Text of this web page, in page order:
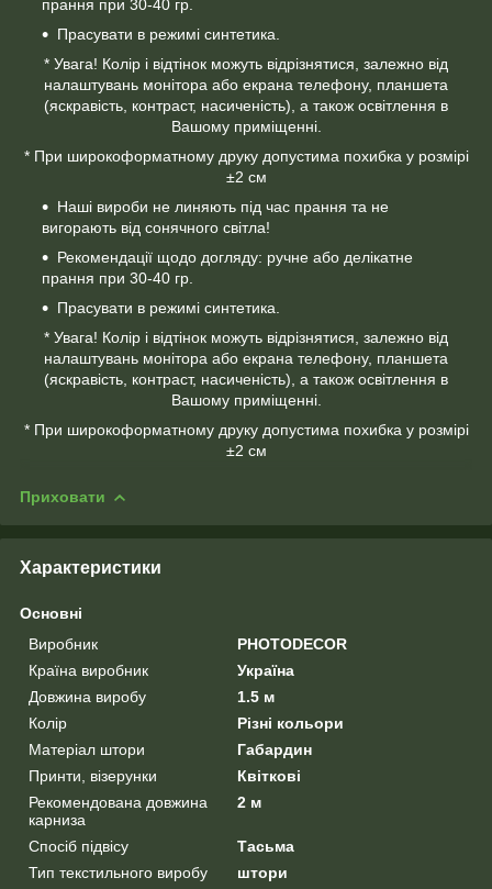
прання при 30-40 гр.
Прасувати в режимі синтетика.
* Увага! Колір і відтінок можуть відрізнятися, залежно від
налаштувань монітора або екрана телефону, планшета
(яскравість, контраст, насиченість), а також освітлення в
Вашому приміщенні.
* При широкоформатному друку допустима похибка у розмірі
±2 см
Наші вироби не линяють під час прання та не
вигорають від сонячного світла!
Рекомендації щодо догляду: ручне або делікатне
прання при 30-40 гр.
Прасувати в режимі синтетика.
* Увага! Колір і відтінок можуть відрізнятися, залежно від
налаштувань монітора або екрана телефону, планшета
(яскравість, контраст, насиченість), а також освітлення в
Вашому приміщенні.
* При широкоформатному друку допустима похибка у розмірі
±2 см
Приховати
Характеристики
Основні
Виробник
PHOTODECOR
Країна виробник
Україна
Довжина виробу
1.5 м
Колір
Різні кольори
Матеріал штори
Габардин
Принти, візерунки
Квіткові
Рекомендована довжина
карниза
2 м
Спосіб підвісу
Тасьма
Тип текстильного виробу
штори